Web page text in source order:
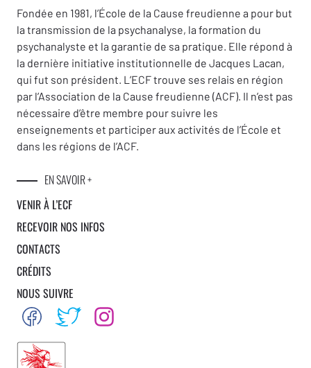
Fondée en 1981, l’École de la Cause freudienne a pour but
la transmission de la psychanalyse, la formation du
psychanalyste et la garantie de sa pratique. Elle répond à
la dernière initiative institutionnelle de Jacques Lacan,
qui fut son président. L’ECF trouve ses relais en région
par l’Association de la Cause freudienne (ACF). Il n’est pas
nécessaire d’être membre pour suivre les
enseignements et participer aux activités de l’École et
dans les régions de l’ACF.
EN SAVOIR +
VENIR À L’ECF
RECEVOIR NOS INFOS
CONTACTS
CRÉDITS
NOUS SUIVRE